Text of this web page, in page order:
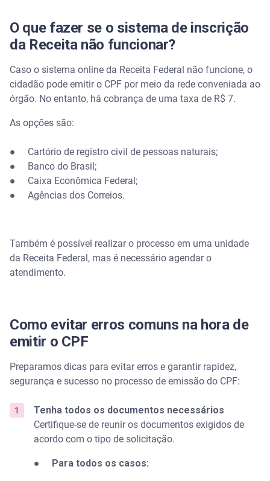
O que fazer se o sistema de inscrição
da Receita não funcionar?
Caso o sistema online da Receita Federal não funcione, o
cidadão pode emitir o CPF por meio da rede conveniada ao
órgão. No entanto, há cobrança de uma taxa de R$ 7.
As opções são:
● Cartório de registro civil de pessoas naturais;
● Banco do Brasil;
● Caixa Econômica Federal;
● Agências dos Correios.
Também é possível realizar o processo em uma unidade
da Receita Federal, mas é necessário agendar o
atendimento.
Como evitar erros comuns na hora de
emitir o CPF
Preparamos dicas para evitar erros e garantir rapidez,
segurança e sucesso no processo de emissão do CPF:
Tenha todos os documentos necessários
Certifique-se de reunir os documentos exigidos de
acordo com o tipo de solicitação.
● Para todos os casos: